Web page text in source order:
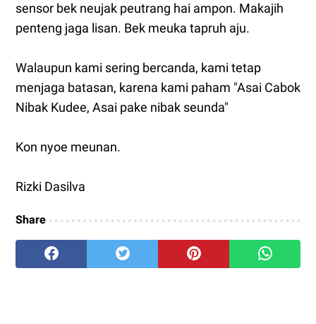
sensor bek neujak peutrang hai ampon. Makajih
penteng jaga lisan. Bek meuka tapruh aju.
Walaupun kami sering bercanda, kami tetap
menjaga batasan, karena kami paham "Asai Cabok
Nibak Kudee, Asai pake nibak seunda"
Kon nyoe meunan.
Rizki Dasilva
Share